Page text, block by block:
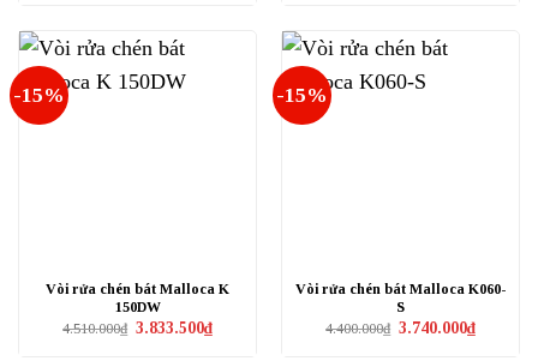
-15%
Vòi rửa chén bát Malloca K
150DW
4.510.000₫ Giá
3.833.500₫Giá
hiện
-15%
Vòi rửa chén bát Malloca K060-
S
4.400.000₫ Giá
3.740.000₫Giá
hiện